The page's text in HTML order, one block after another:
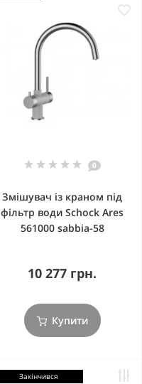
0
Змішувач із краном під
фільтр води Schock Ares
561000 sabbia-58
10 277 грн.
Купити
Закінчився